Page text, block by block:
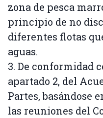
zona de pesca
principio de no
diferentes flotas
aguas.
3. De conformidad
apartado 2, del
Partes, basándose
las reuniones del